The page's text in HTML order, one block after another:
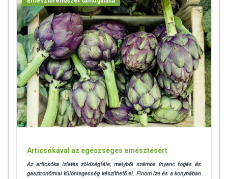
Articsókával az egészséges emésztésért
Az articsóka ízletes zöldségféle, melyből számos ínyenc fogás és
gasztronómiai különlegesség készíthető el. Finom íze és a konyhában